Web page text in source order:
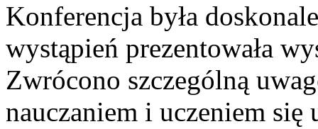
Konferencja była
wystąpień prezentowała
Zwrócono szczególną
nauczaniem i uczeniem